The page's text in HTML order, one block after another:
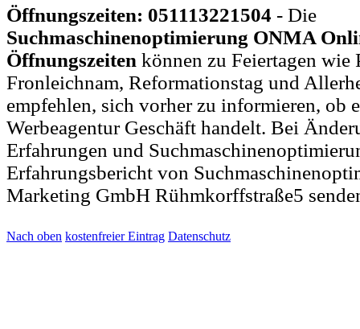
Öffnungszeiten: 051113221504 - Die
Suchmaschinenoptimierung ONMA
Öffnungszeiten können zu Feiertagen wie
Fronleichnam, Reformationstag und
empfehlen, sich vorher zu informieren, ob
Werbeagentur Geschäft handelt. Bei
Erfahrungen und
Erfahrungsbericht von
Marketing GmbH Rühmkorffstraße5
Nach oben kostenfreier Eintrag Datenschutz